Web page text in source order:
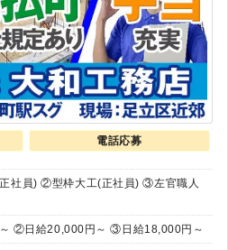
電話応募
社員) ②型枠大工(正社員) ③左官職人
②日給20,000円～ ③日給18,000円～